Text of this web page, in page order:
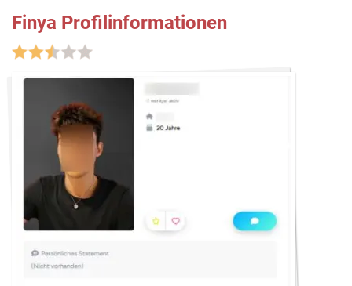
Finya Profilinformationen